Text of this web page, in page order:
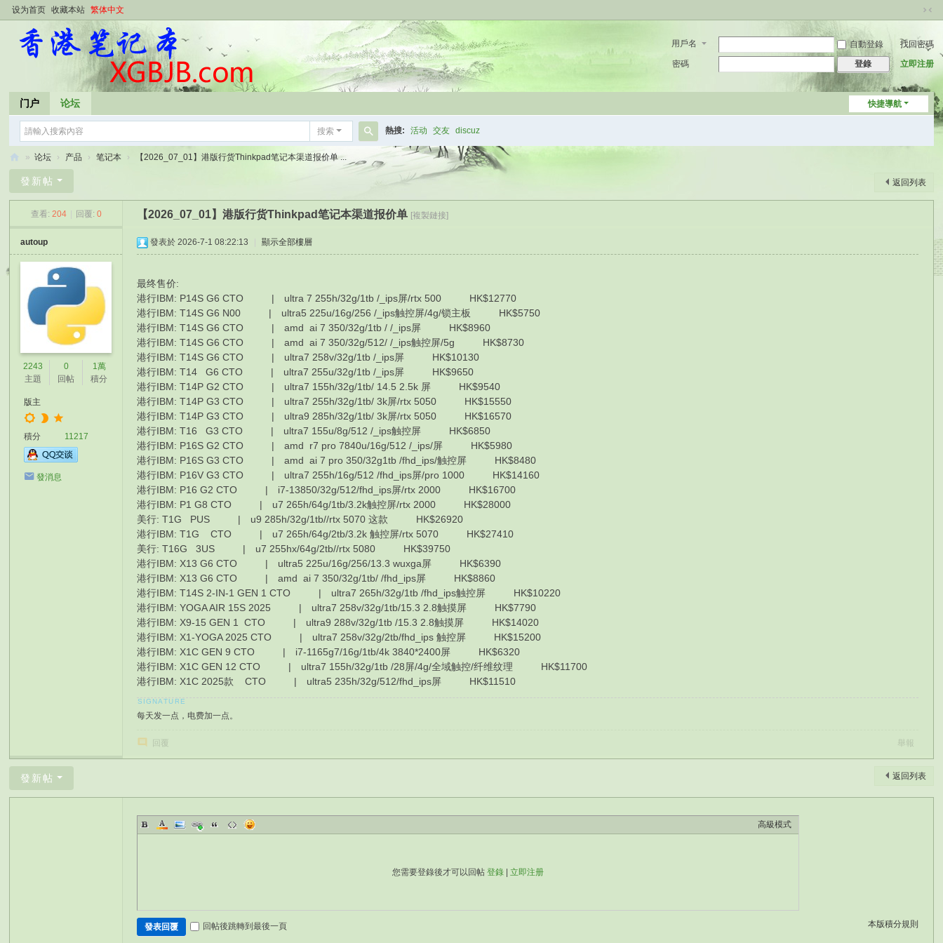
设为首页 收藏本站 繁体中文
切
到
窄
用戶名 自動登錄
找回密碼
密碼
登錄 立即注册
快捷導航
门户 论坛
搜索
搜
索
熱搜: 活动 交友 discuz
港
记
» 论坛 › 产品 › 笔记本 › 【2026_07_01】港版行货Thinkpad笔记本渠道报价单 ...
返回列表
發新帖
查看: 204 回覆: 0 【2026_07_01】港版行货Thinkpad笔记本渠道报价单 [複製鏈接]
autoup
2243
主題
0
回帖
1萬
積分
版主
積分 11217
發消息
發表於 2026-7-1 08:22:13 顯示全部樓層
最终售价:
港行IBM: P14S G6 CTO | ultra 7 255h/32g/1tb /_ips屏/rtx 500 HK$12770
港行IBM: T14S G6 N00 | ultra5 225u/16g/256 /_ips触控屏/4g/锁主板 HK$5750
港行IBM: T14S G6 CTO | amd ai 7 350/32g/1tb / /_ips屏 HK$8960
港行IBM: T14S G6 CTO | amd ai 7 350/32g/512/ /_ips触控屏/5g HK$8730
港行IBM: T14S G6 CTO | ultra7 258v/32g/1tb /_ips屏 HK$10130
港行IBM: T14 G6 CTO | ultra7 255u/32g/1tb /_ips屏 HK$9650
港行IBM: T14P G2 CTO | ultra7 155h/32g/1tb/ 14.5 2.5k 屏 HK$9540
港行IBM: T14P G3 CTO | ultra7 255h/32g/1tb/ 3k屏/rtx 5050 HK$15550
港行IBM: T14P G3 CTO | ultra9 285h/32g/1tb/ 3k屏/rtx 5050 HK$16570
港行IBM: T16 G3 CTO | ultra7 155u/8g/512 /_ips触控屏 HK$6850
港行IBM: P16S G2 CTO | amd r7 pro 7840u/16g/512 /_ips/屏 HK$5980
港行IBM: P16S G3 CTO | amd ai 7 pro 350/32g1tb /fhd_ips/触控屏 HK$8480
港行IBM: P16V G3 CTO | ultra7 255h/16g/512 /fhd_ips屏/pro 1000 HK$14160
港行IBM: P16 G2 CTO | i7-13850/32g/512/fhd_ips屏/rtx 2000 HK$16700
港行IBM: P1 G8 CTO | u7 265h/64g/1tb/3.2k触控屏/rtx 2000 HK$28000
美行: T1G PUS | u9 285h/32g/1tb//rtx 5070 这款 HK$26920
港行IBM: T1G CTO | u7 265h/64g/2tb/3.2k 触控屏/rtx 5070 HK$27410
美行: T16G 3US | u7 255hx/64g/2tb//rtx 5080 HK$39750
港行IBM: X13 G6 CTO | ultra5 225u/16g/256/13.3 wuxga屏 HK$6390
港行IBM: X13 G6 CTO | amd ai 7 350/32g/1tb/ /fhd_ips屏 HK$8860
港行IBM: T14S 2-IN-1 GEN 1 CTO | ultra7 265h/32g/1tb /fhd_ips触控屏 HK$10220
港行IBM: YOGA AIR 15S 2025 | ultra7 258v/32g/1tb/15.3 2.8触摸屏 HK$7790
港行IBM: X9-15 GEN 1 CTO | ultra9 288v/32g/1tb /15.3 2.8触摸屏 HK$14020
港行IBM: X1-YOGA 2025 CTO | ultra7 258v/32g/2tb/fhd_ips 触控屏 HK$15200
港行IBM: X1C GEN 9 CTO | i7-1165g7/16g/1tb/4k 3840*2400屏 HK$6320
港行IBM: X1C GEN 12 CTO | ultra7 155h/32g/1tb /28屏/4g/全域触控/纤维纹理 HK$11700
港行IBM: X1C 2025款 CTO | ultra5 235h/32g/512/fhd_ips屏 HK$11510
每天发一点，电费加一点。
回覆 舉報
返回列表
發新帖
高級模式
您需要登錄後才可以回帖登錄 立即注册
本版積分規則
發表回覆 回帖後跳轉到最後一頁